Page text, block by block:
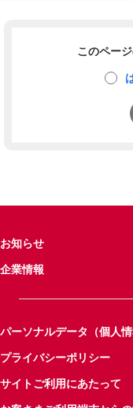
このペー
お知らせ
企業情報
パーソナルデータ（個人
プライバシーポリシー
サイトご利用にあたって